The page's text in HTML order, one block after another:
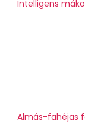
Intelligens
Almás-fahéjas